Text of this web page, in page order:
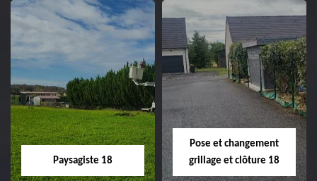
Paysagiste 18
Pose et changement
grillage et clôture 18